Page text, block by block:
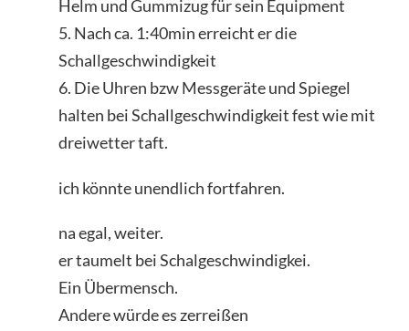
Helm und Gummizug für sein Equipment
5. Nach ca. 1:40min erreicht er die
Schallgeschwindigkeit
6. Die Uhren bzw Messgeräte und Spiegel
halten bei Schallgeschwindigkeit fest wie mit
dreiwetter taft.
ich könnte unendlich fortfahren.
na egal, weiter.
er taumelt bei Schalgeschwindigkei.
Ein Übermensch.
Andere würde es zerreißen